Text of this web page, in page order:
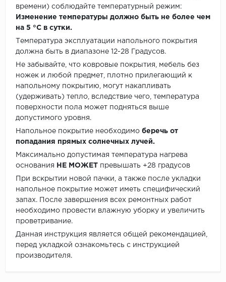
времени) соблюдайте температурный режим:
Изменение температуры должно быть не более чем
на 5 °C в сутки.
Температура эксплуатации напольного покрытия
должна быть в диапазоне 12-28 Градусов.
Не забывайте, что ковровые покрытия, мебель без
ножек и любой предмет, плотно прилегающий к
напольному покрытию, могут накапливать
(удерживать) тепло, вследствие чего, температура
поверхности пола может подняться выше
допустимого уровня.
Напольное покрытие необходимо беречь от
попадания прямых солнечных лучей.
Максимально допустимая температура нагрева
основания
НЕ МОЖЕТ превышать +28 градусов
При вскрытии новой пачки, а также после укладки
напольное покрытие может иметь специфический
запах. После завершения всех ремонтных работ
необходимо провести влажную уборку и увеличить
проветривание.
Данная инструкция является общей рекомендацией,
перед укладкой ознакомьтесь с инструкцией
производителя.